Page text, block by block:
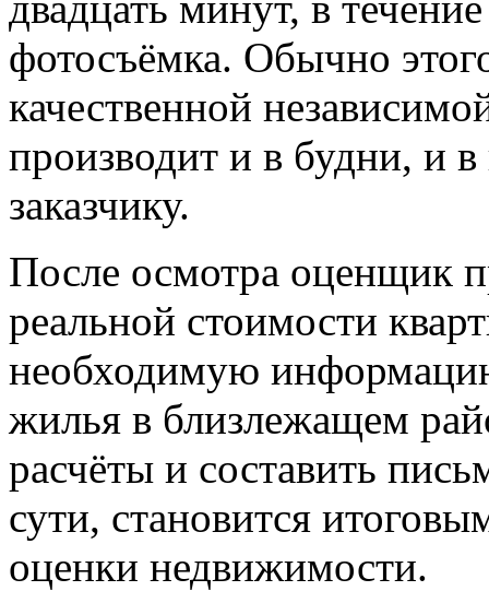
фотосъёмка. Обычно
качественной
производит и в будни, и
заказчику.
После осмотра оценщик
реальной стоимости
необходимую
жилья в близлежащем
расчёты и составить
сути, становится
оценки недвижимости.